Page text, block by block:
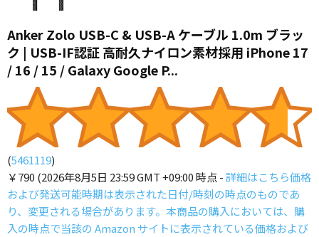
Anker Zolo USB-C & USB-A ケーブル 1.0m ブラッ
ク | USB-IF認証 高耐久ナイロン素材採用 iPhone 17
/ 16 / 15 / Galaxy Google P...
(5461119)
￥790 (2026年8月5日 23:59 GMT +09:00 時点 -詳細はこちら価格
および発送可能時期は表示された日付/時刻の時点のものであ
り、変更される場合があります。本商品の購入においては、購
入の時点で当該の Amazon サイトに表示されている価格および